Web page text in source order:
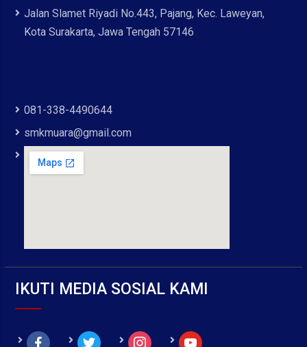
Jalan Slamet Riyadi No.443, Pajang, Kec. Laweyan,
Kota Surakarta, Jawa Tengah 57146
081-338-4490644
smkmuara@gmail.com
IKUTI MEDIA SOSIAL KAMI
facebook twitter instagram youtube